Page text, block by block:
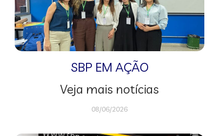
SBP EM AÇÃO
Veja mais notícias
08/06/2026